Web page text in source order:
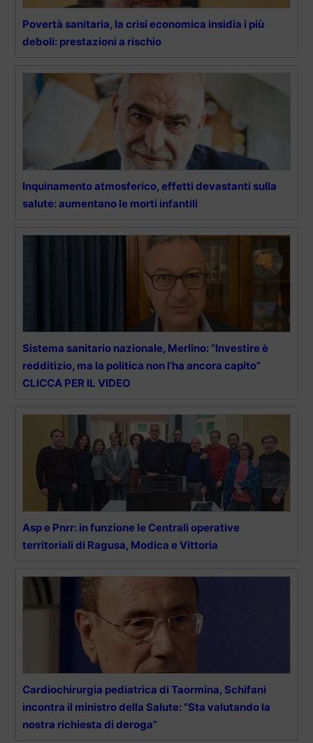
Povertà sanitaria, la crisi economica insidia i più
deboli: prestazioni a rischio
Inquinamento atmosferico, effetti devastanti sulla
salute: aumentano le morti infantili
Sistema sanitario nazionale, Merlino: “Investire è
redditizio, ma la politica non l’ha ancora capito”
CLICCA PER IL VIDEO
Asp e Pnrr: in funzione le Centrali operative
territoriali di Ragusa, Modica e Vittoria
Cardiochirurgia pediatrica di Taormina, Schifani
incontra il ministro della Salute: “Sta valutando la
nostra richiesta di deroga”